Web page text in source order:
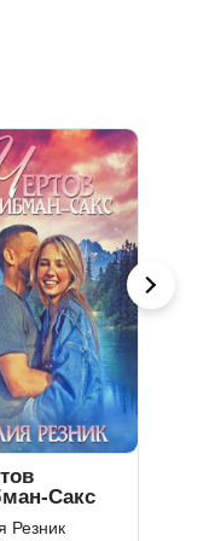
предал семью